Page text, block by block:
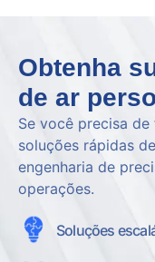
Obtenha
de ar
Se você precisa
soluções rápidas
engenharia de
operações.
Soluções